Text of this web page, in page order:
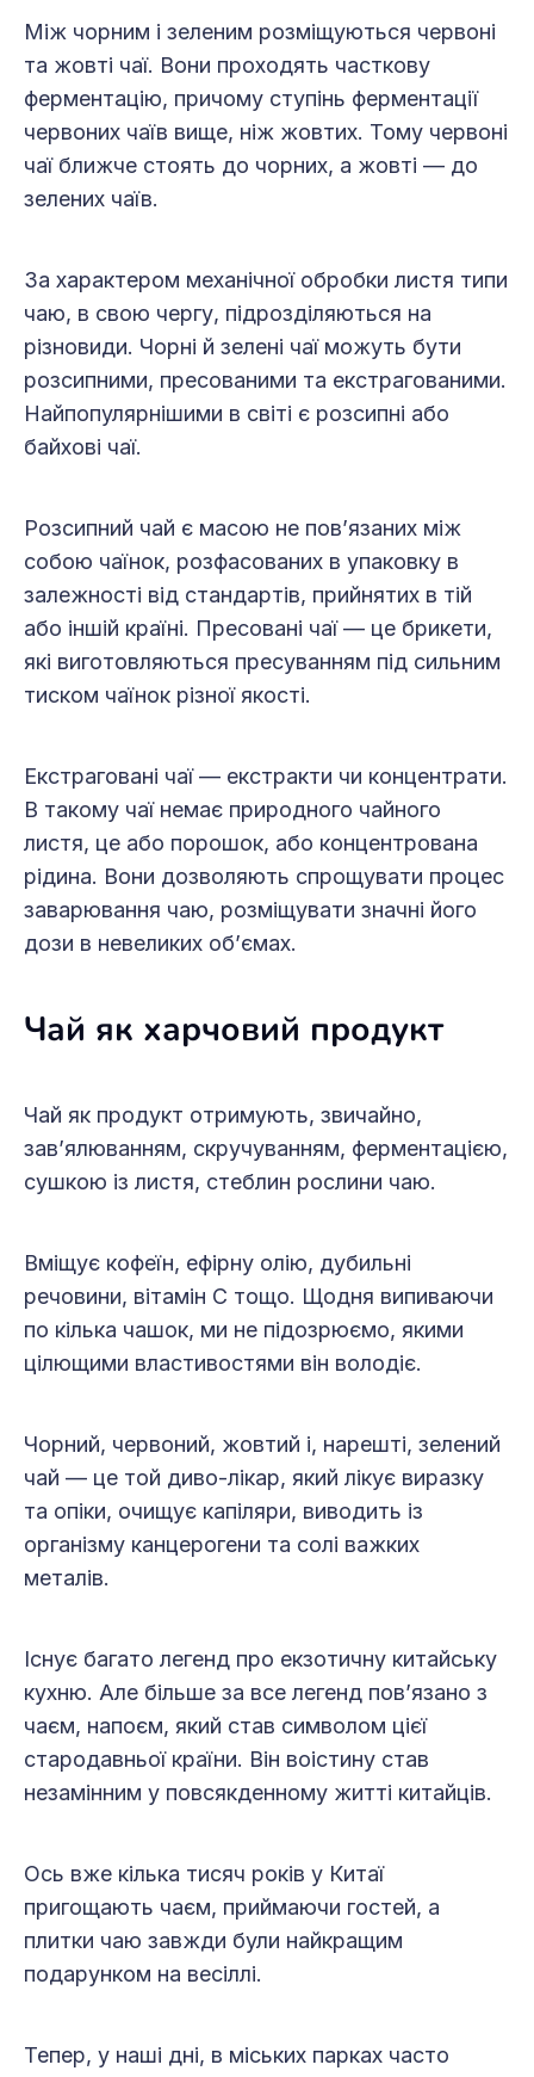
Між чорним і зеленим розміщуються червоні
та жовті чаї. Вони проходять часткову
ферментацію, причому ступінь ферментації
червоних чаїв вище, ніж жовтих. Тому червоні
чаї ближче стоять до чорних, а жовті — до
зелених чаїв.
За характером механічної обробки листя типи
чаю, в свою чергу, підрозділяються на
різновиди. Чорні й зелені чаї можуть бути
розсипними, пресованими та екстрагованими.
Найпопулярнішими в світі є розсипні або
байхові чаї.
Розсипний чай є масою не пов’язаних між
собою чаїнок, розфасованих в упаковку в
залежності від стандартів, прийнятих в тій
або іншій країні. Пресовані чаї — це брикети,
які виготовляються пресуванням під сильним
тиском чаїнок різної якості.
Екстраговані чаї — екстракти чи концентрати.
В такому чаї немає природного чайного
листя, це або порошок, або концентрована
рідина. Вони дозволяють спрощувати процес
заварювання чаю, розміщувати значні його
дози в невеликих об’ємах.
Чай як харчовий продукт
Чай як продукт отримують, звичайно,
зав’ялюванням, скручуванням, ферментацією,
сушкою із листя, стеблин рослини чаю.
Вміщує кофеїн, ефірну олію, дубильні
речовини, вітамін С тощо. Щодня випиваючи
по кілька чашок, ми не підозрюємо, якими
цілющими властивостями він володіє.
Чорний, червоний, жовтий і, нарешті, зелений
чай — це той диво-лікар, який лікує виразку
та опіки, очищує капіляри, виводить із
організму канцерогени та солі важких
металів.
Існує багато легенд про екзотичну китайську
кухню. Але більше за все легенд пов’язано з
чаєм, напоєм, який став символом цієї
стародавньої країни. Він воістину став
незамінним у повсякденному житті китайців.
Ось вже кілька тисяч років у Китаї
пригощають чаєм, приймаючи гостей, а
плитки чаю завжди були найкращим
подарунком на весіллі.
Тепер, у наші дні, в міських парках часто